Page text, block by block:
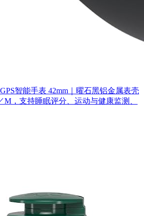
GPS智能手表 42mm｜曜石黑铝金属表壳
M，支持睡眠评分、运动与健康监测、